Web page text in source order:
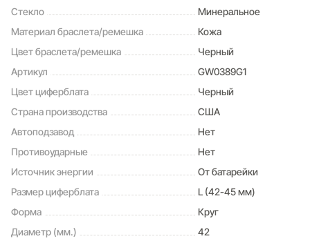
Стекло
Минеральное
Материал браслета/ремешка
Кожа
Цвет браслета/ремешка
Черный
Артикул
GW0389G1
Цвет циферблата
Черный
Страна производства
США
Автоподзавод
Нет
Противоударные
Нет
Источник энергии
От батарейки
Размер циферблата
L (42-45 мм)
Форма
Круг
Диаметр (мм.)
42